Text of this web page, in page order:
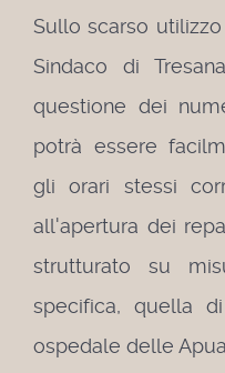
Sullo scarso
Sindaco di
questione dei
potrà essere
gli orari stessi
all'apertura dei
strutturato su
specifica, quella
ospedale delle